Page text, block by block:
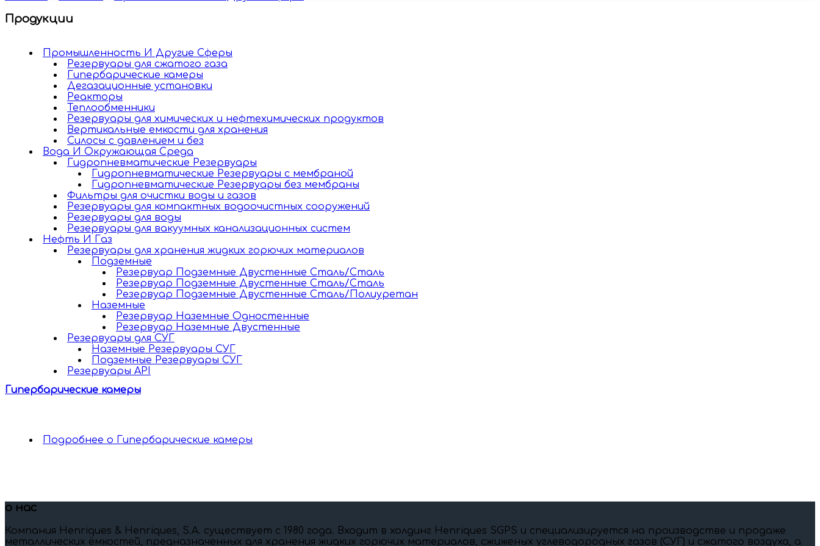
Продукции
Промышленность И Другие Cферы
Резервуары для сжатого газа
Гипербарические камеры
Дегазационные установки
Реакторы
Теплообменники
Резервуары для химических и нефтехимических продуктов
Вертикальные емкости для хранения
Силосы с давлением и без
Вода И Окружающая Среда
Гидропневматические Резервуары
Гидропневматические Резервуары c мембраной
Гидропневматические Резервуары без мембраны
Фильтры для очистки воды и газов
Резервуары для компактных водоочистных сооружений
Резервуары для воды
Резервуары для вакуумных канализационных систем
Нефть И Газ
Резервуары для хранения жидких горючих материалов
Подземные
Резервуар Подземные Двустенные Сталь/Сталь
Резервуар Подземные Двустенные Сталь/Сталь
Резервуар Подземные Двустенные Сталь/Полиуретан
Наземные
Резервуар Наземные Одностенные
Резервуар Наземные Двустенные
Резервуары для СУГ
Наземные Резервуары СУГ
Подземные Резервуары СУГ
Резервуары API
Гипербарические камеры
Подробнее о Гипербарические камеры
о нас
Компания Henriques & Henriques, S.A. существует c 1980 года. Входит в холдинг Henriques SGPS и специализируется на производстве и продаже
металлических ёмкостей, предназначенных для хранения жидких горючих материалов, сжиженых углеводородных газов (СУГ) и сжатого воздуха, а